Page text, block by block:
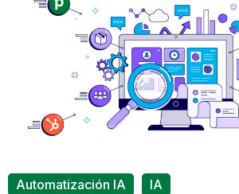
Automatización IA IA